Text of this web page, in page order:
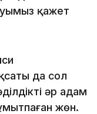
қажет
да сол
әр адам
жөн.